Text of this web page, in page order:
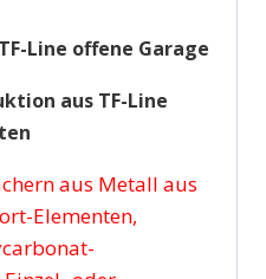
Line offene Garage
aus TF-Line
aus Metall aus
Elementen,